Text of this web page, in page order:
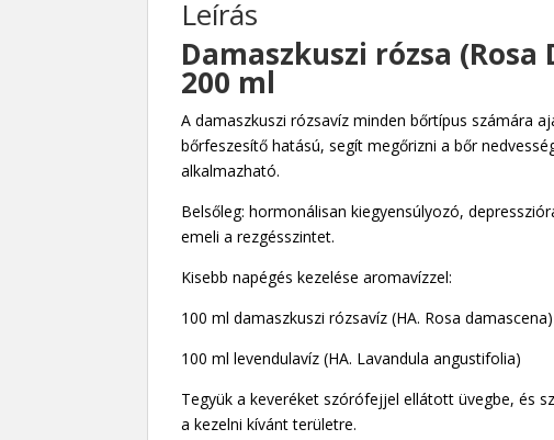
Leírás
Damaszkuszi rózsa
200 ml
A damaszkuszi rózsavíz minden bőrtípus számára
bőrfeszesítő hatású, segít megőrizni a bőr
alkalmazható.
Belsőleg: hormonálisan kiegyensúlyozó,
emeli a rezgésszintet.
Kisebb napégés kezelése aromavízzel:
100 ml damaszkuszi rózsavíz (HA. Rosa damascena)
100 ml levendulavíz (HA. Lavandula angustifolia)
Tegyük a keveréket szórófejjel ellátott üvegbe, és
a kezelni kívánt területre.